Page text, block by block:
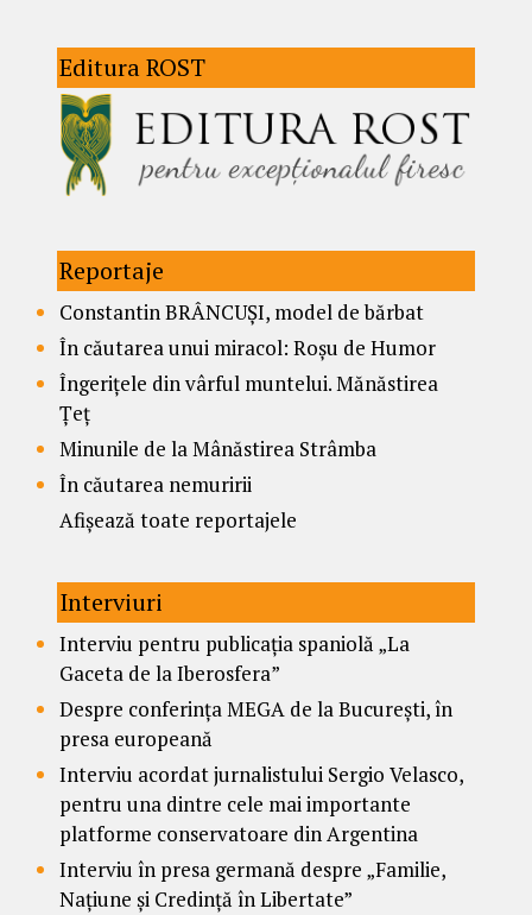
Editura ROST
Reportaje
Constantin BRÂNCUȘI, model de bărbat
În căutarea unui miracol: Roșu de Humor
Îngerițele din vârful muntelui. Mănăstirea
Țeț
Minunile de la Mânăstirea Strâmba
În căutarea nemuririi
Afișează toate reportajele
Interviuri
Interviu pentru publicația spaniolă „La
Gaceta de la Iberosfera”
Despre conferința MEGA de la București, în
presa europeană
Interviu acordat jurnalistului Sergio Velasco,
pentru una dintre cele mai importante
platforme conservatoare din Argentina
Interviu în presa germană despre „Familie,
Națiune și Credință în Libertate”